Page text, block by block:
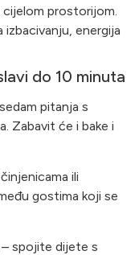
prostorijom.
izbacivanju, energija
do 10 minuta
pitanja s
Zabavit će i bake i
ili
gostima koji se
– spojite dijete s